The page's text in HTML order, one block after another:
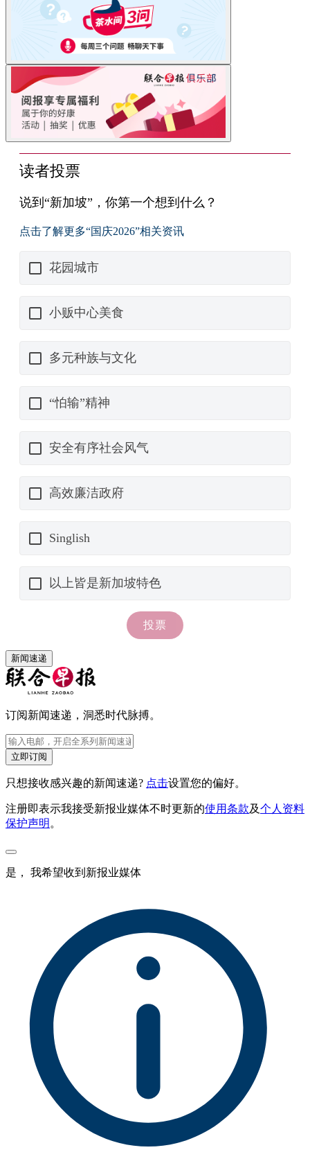
新闻速递
订阅新闻速递，洞悉时代脉搏。
立即订阅
只想接收感兴趣的新闻速递? 点击设置您的偏好。
注册即表示我接受新报业媒体不时更新的使用条款及个人资料
保护声明 。
是， 我希望收到新报业媒体